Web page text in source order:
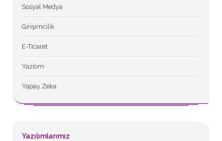
Sosyal Medya
Girişimcilik
E-Ticaret
Yazılım
Yapay Zeka
Yazılımlarımız